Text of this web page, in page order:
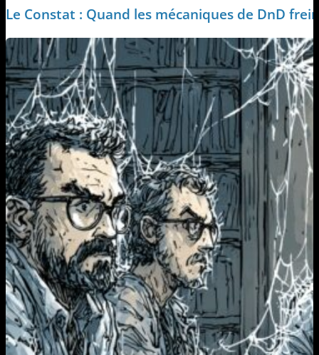
Le Constat : Quand les mécaniques de DnD